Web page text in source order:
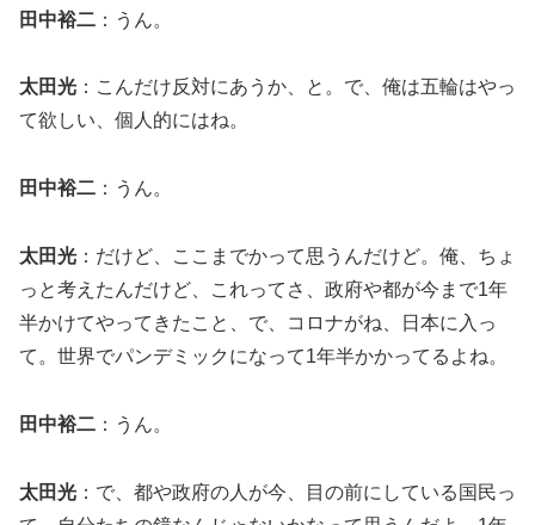
田中裕二 ：うん。
太田光 ：こんだけ反対にあうか、と。で、俺は五輪はやっ
て欲しい、個人的にはね。
田中裕二 ：うん。
太田光 ：だけど、ここまでかって思うんだけど。俺、ちょ
っと考えたんだけど、これってさ、政府や都が今まで1年
半かけてやってきたこと、で、コロナがね、日本に入っ
て。世界でパンデミックになって1年半かかってるよね。
田中裕二 ：うん。
太田光 ：で、都や政府の人が今、目の前にしている国民っ